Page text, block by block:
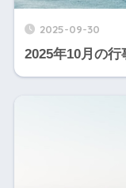
2025-09-30
2025年10月の行